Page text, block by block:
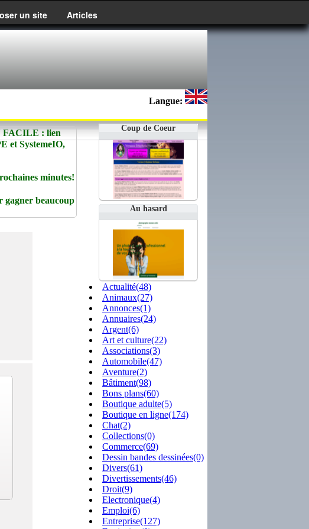
un site Articles
Langue:
Coup de Coeur
Au hasard
Actualité(48)
Animaux(27)
Annonces(1)
Annuaires(24)
Argent(6)
Art et culture(22)
Associations(3)
Automobile(47)
Aventure(2)
Bâtiment(98)
Bons plans(60)
Boutique adulte(5)
Boutique en ligne(174)
Chat(2)
Collections(0)
Commerce(69)
Dessin bandes dessinées(0)
Divers(61)
Divertissements(46)
Droit(9)
Electronique(4)
Emploi(6)
Entreprise(127)
: lien
et SystemeIO,
minutes!
gagner beaucoup